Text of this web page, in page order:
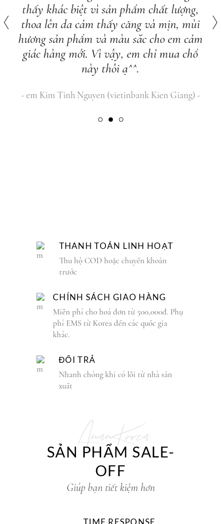
thấy khác biệt vì sản phẩm chất lượng,
thoa lên da cảm thấy căng và mịn, mùi
hương sản phẩm và màu sắc cho em cảm
giác hàng mới. Vì vậy, em chỉ mua chổ
này thôi ạ^^.
em Kim Tinh Nguyen (vietinbank Kien Giang)
THANH TOÁN LINH HOẠT
Thu hộ COD hoặc chuyển khoản
trước
CHÍNH SÁCH GIAO HÀNG
Miễn phí cho hoá đơn từ 500,000đ. Phụ
phí EMS từ Korea đến các quốc gia
khác.
ĐỔI TRẢ
Nhanh chóng khi có lỗi từ nhà sản
xuất
AnanKorea
SẢN PHẨM SALE-
OFF
Giúp bạn tiết kiệm hơn
TIME RESPONSE